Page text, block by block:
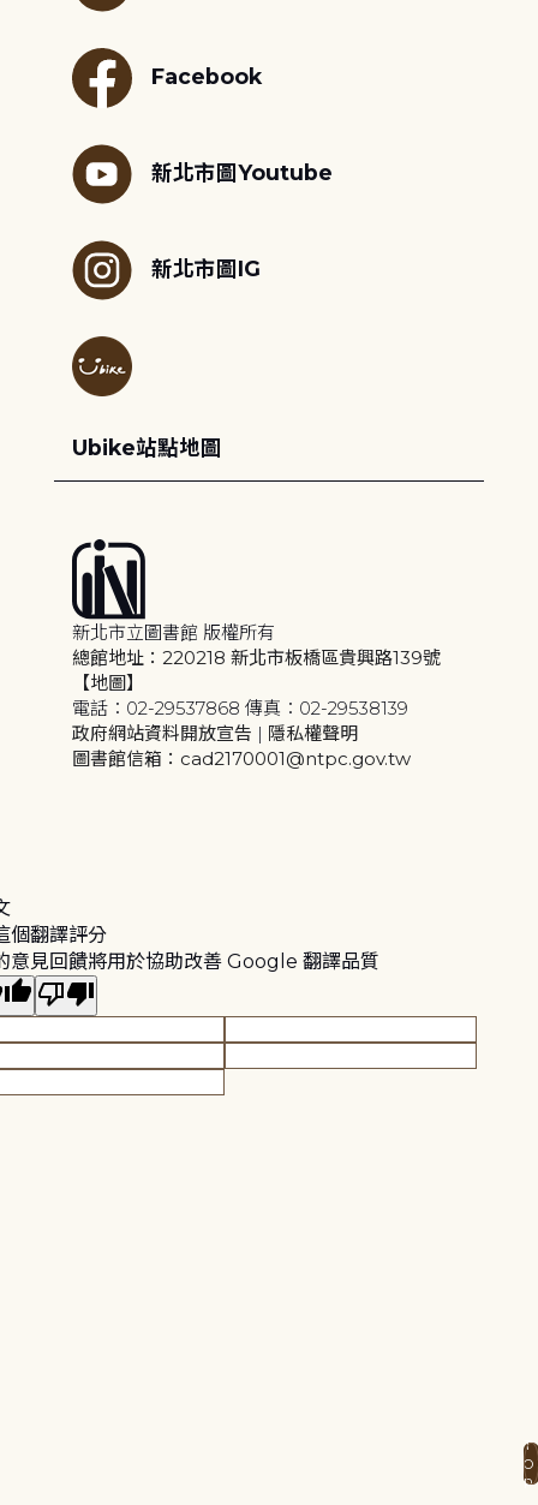
Facebook
新北市圖Youtube
新北市圖IG
Ubike站點地圖
新北市立圖書館 版權所有
總館地址：220218 新北市板橋區貴興路139號
【地圖】
電話：02-29537868 傳真：02-29538139
政府網站資料開放宣告 | 隱私權聲明
圖書館信箱：cad2170001@ntpc.gov.tw
個翻譯評分
意見回饋將用於協助改善 Google 翻譯品質